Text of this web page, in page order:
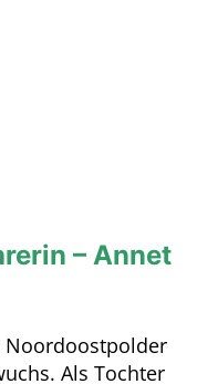
– Annet
Noordoostpolder
Als Tochter